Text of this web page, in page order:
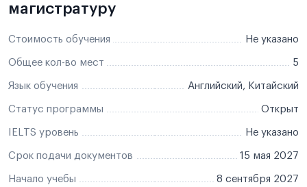
магистратуру
Стоимость обучения Не указано
Общее кол-во мест 5
Язык обучения Английский, Китайский
Статус программы Открыт
IELTS уровень Не указано
Срок подачи документов 15 мая 2027
Начало учебы 8 сентября 2027